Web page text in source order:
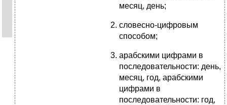
месяц, день;
словесно-цифровым
способом;
арабскими цифрами в
последовательности: день,
месяц, год, арабскими
цифрами в
последовательности: год,